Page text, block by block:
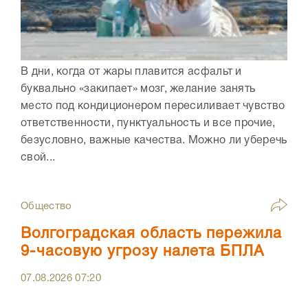
В дни, когда от жары плавится асфальт и
буквально «закипает» мозг, желание занять
место под кондиционером пересиливает чувство
ответственности, пунктуальность и все прочие,
безусловно, важные качества. Можно ли уберечь
свой...
Общество
Волгоградская область пережила
9-часовую угрозу налета БПЛА
07.08.202607:20